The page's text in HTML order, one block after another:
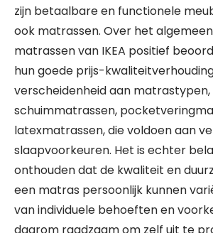
zijn betaalbare en functionele
ook matrassen. Over het
matrassen van IKEA positief
hun goede prijs-
verscheidenheid aan matrastypen,
schuimmatrassen,
latexmatrassen, die voldoen aan
slaapvoorkeuren. Het is echter
onthouden dat de kwaliteit en
een matras persoonlijk kunnen
van individuele behoeften en